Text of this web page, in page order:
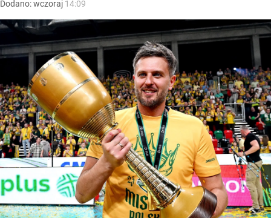
Dodano:wczoraj 14:09